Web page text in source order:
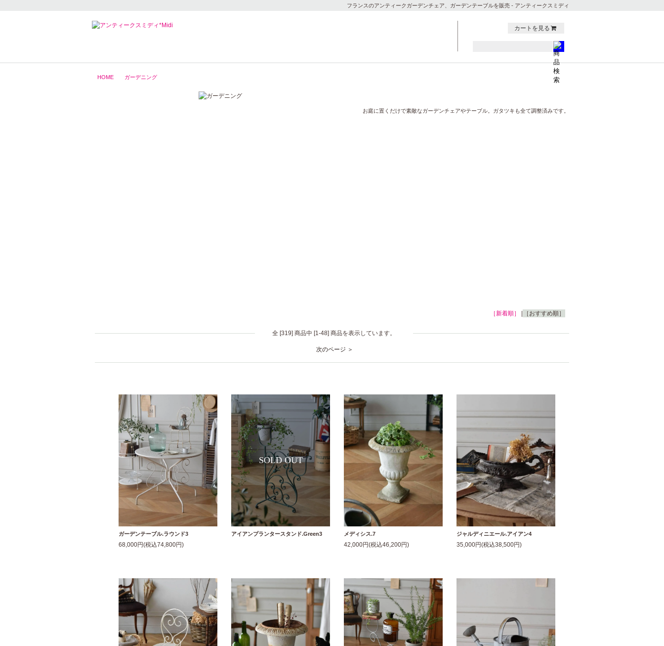
フランスのアンティークガーデンチェア、ガーデンテーブルを販売 - アンティークスミディ
カートを見る
HOME ガーデニング
お庭に置くだけで素敵なガーデンチェアやテーブル。ガタツキも全て調整済みです。
［新着順］ ［おすすめ順］
全 [319] 商品中 [1-48] 商品を表示しています。
次のページ ＞
ガーデンテーブル.ラウンド3
68,000円(税込74,800円)
アイアンプランタースタンド.Green3
メディシス.7
42,000円(税込46,200円)
ジャルディニエール.アイアン4
35,000円(税込38,500円)